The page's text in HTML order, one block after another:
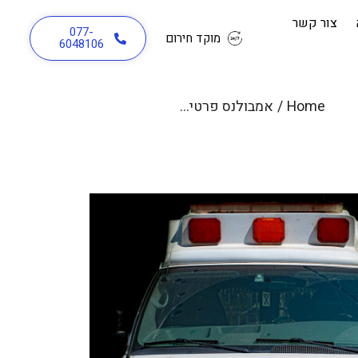
צור קשר
מוקד חירום 077-
6048106
Home
/ אמבולנס פרטי בראשון לציון